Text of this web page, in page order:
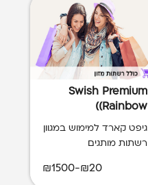
Swish Premium
(Rainbow)
גיפט קארד למימוש במגוון
רשתות מותגים
₪20-₪1500